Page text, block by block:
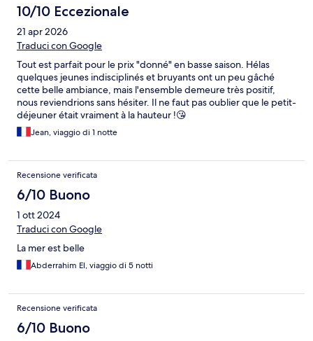
10/10 Eccezionale
21 apr 2026
Traduci con Google
Tout est parfait pour le prix "donné" en basse saison. Hélas
quelques jeunes indisciplinés et bruyants ont un peu gâché
cette belle ambiance, mais l'ensemble demeure très positif,
nous reviendrions sans hésiter. Il ne faut pas oublier que le petit-
déjeuner était vraiment à la hauteur !😘
Jean, viaggio di 1 notte
Recensione verificata
6/10 Buono
1 ott 2024
Traduci con Google
La mer est belle
Abderrahim El, viaggio di 5 notti
Recensione verificata
6/10 Buono